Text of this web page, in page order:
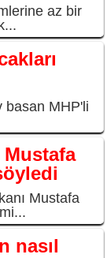
az bir
basan MHP'li
Mustafa
Mustafa
nasıl